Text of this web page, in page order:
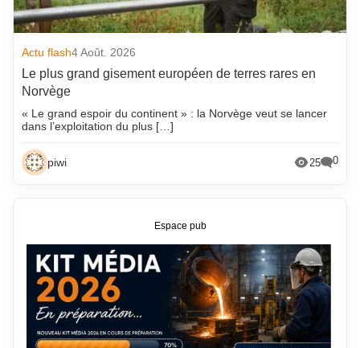
Actu flash4 Août. 2026
Le plus grand gisement européen de terres rares en
Norvège
« Le grand espoir du continent » : la Norvège veut se lancer
dans l’exploitation du plus […]
piwi 25 0
Espace pub